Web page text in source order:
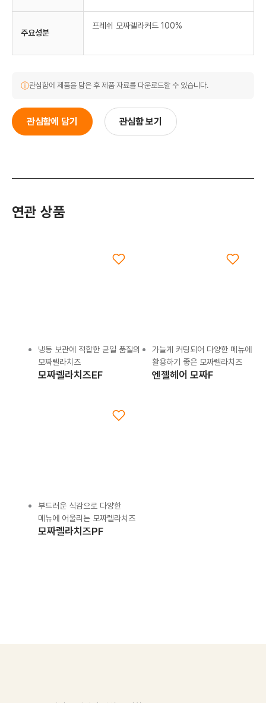
주요성분
프레쉬 모짜렐라커드 100%
ⓘ관심함에 제품을 담은 후 제품 자료를 다운로드할 수 있습니다.
관심함에 담기 관심함 보기
연관 상품
냉동 보관에 적합한 균일 품질의
모짜렐라치즈
모짜렐라치즈EF
가늘게 커팅되어 다양한 메뉴에
활용하기 좋은 모짜렐라치즈
엔젤헤어 모짜F
부드러운 식감으로 다양한
메뉴에 어울리는 모짜렐라치즈
모짜렐라치즈PF